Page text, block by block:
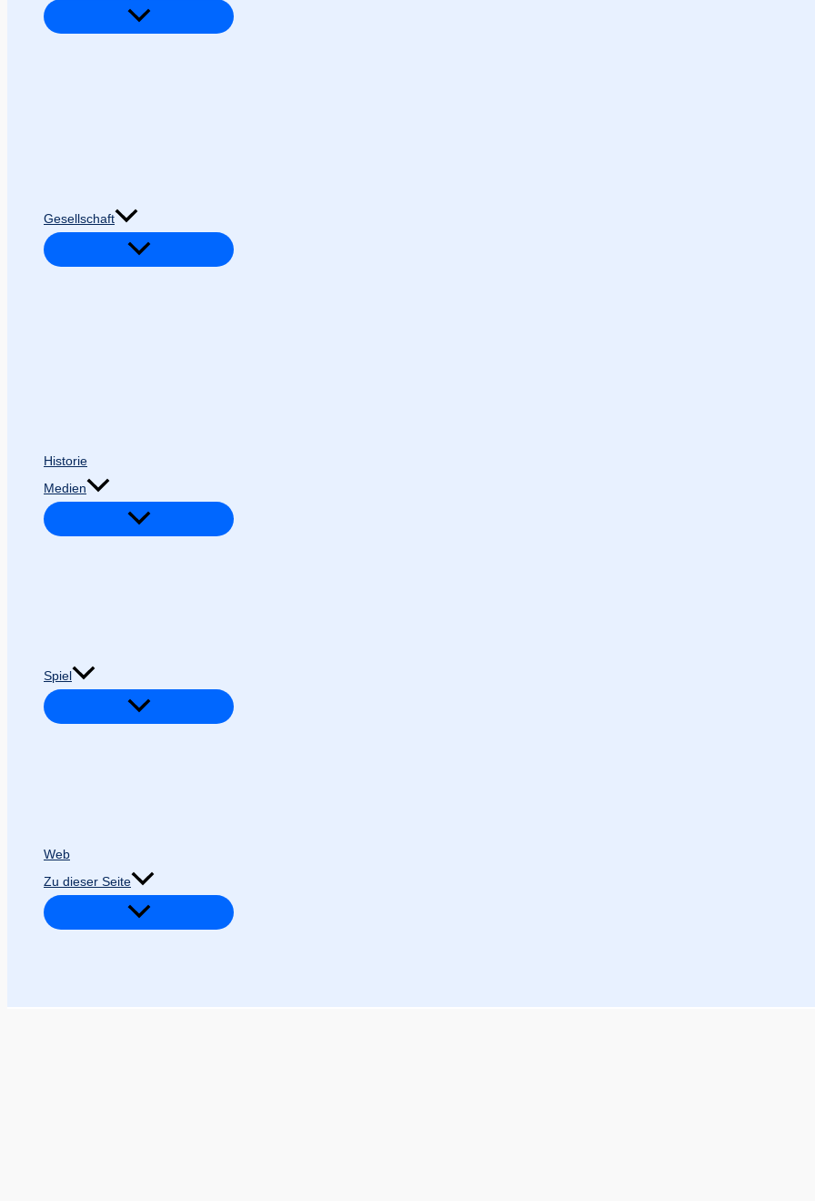
Gesellschaft
Historie
Medien
Spiel
Web
Zu dieser Seite